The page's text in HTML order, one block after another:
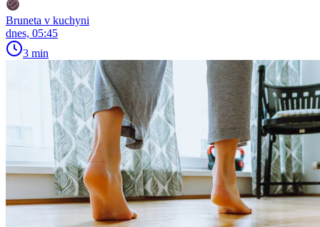
Bruneta v kuchyni
dnes, 05:45
3 min